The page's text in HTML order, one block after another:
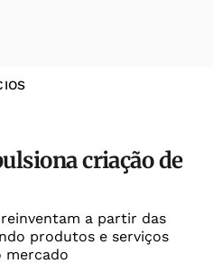
criação de
a partir das
produtos e serviços
mercado